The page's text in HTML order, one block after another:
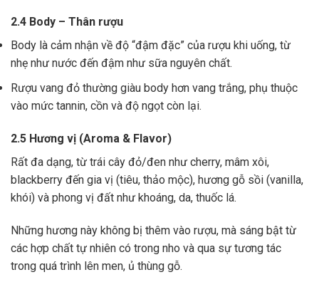
2.4 Body – Thân rượu
Body là cảm nhận về độ “đậm đặc” của rượu khi uống, từ
nhẹ như nước đến đậm như sữa nguyên chất.
Rượu vang đỏ thường giàu body hơn vang trắng, phụ thuộc
vào mức tannin, cồn và độ ngọt còn lại.
2.5 Hương vị (Aroma & Flavor)
Rất đa dạng, từ trái cây đỏ/đen như cherry, mâm xôi,
blackberry đến gia vị (tiêu, thảo mộc), hương gỗ sồi (vanilla,
khói) và phong vị đất như khoáng, da, thuốc lá.
Những hương này không bị thêm vào rượu, mà sáng bật từ
các hợp chất tự nhiên có trong nho và qua sự tương tác
trong quá trình lên men, ủ thùng gỗ.